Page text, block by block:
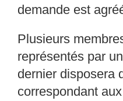
demande est
Plusieurs
représentés par
dernier disposera
correspondant